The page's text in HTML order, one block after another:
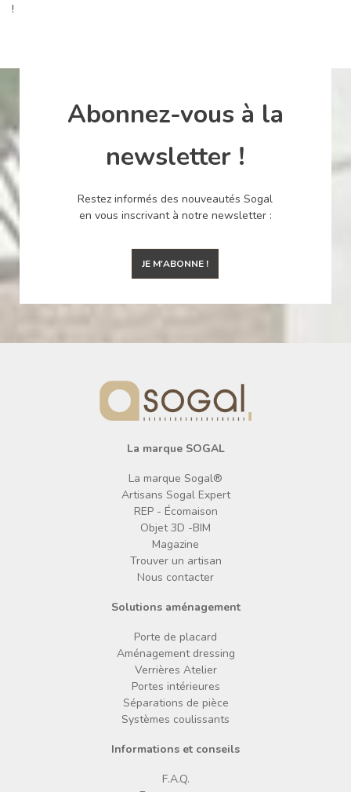
!
Abonnez-vous à la
newsletter !
Restez informés des nouveautés Sogal
en vous inscrivant à notre newsletter :
JE M'ABONNE !
La marque SOGAL
La marque Sogal®
Artisans Sogal Expert
REP - Écomaison
Objet 3D -BIM
Magazine
Trouver un artisan
Nous contacter
Solutions aménagement
Porte de placard
Aménagement dressing
Verrières Atelier
Portes intérieures
Séparations de pièce
Systèmes coulissants
Informations et conseils
F.A.Q.